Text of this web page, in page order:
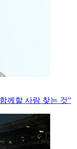
께할 사람 찾는 것”